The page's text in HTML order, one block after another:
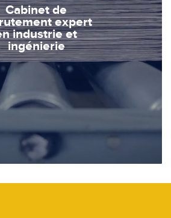
Cabinet de
expert
industrie et
ingénierie